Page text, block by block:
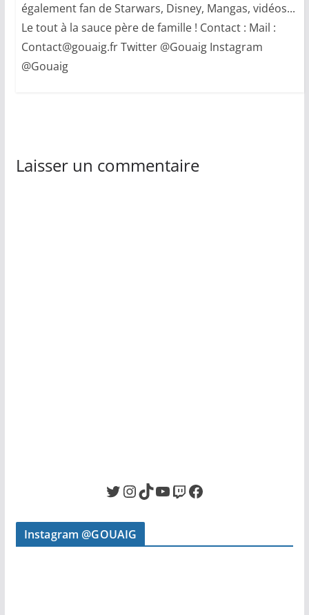
également fan de Starwars, Disney, Mangas, vidéos...
Le tout à la sauce père de famille ! Contact : Mail :
Contact@gouaig.fr Twitter @Gouaig Instagram
@Gouaig
Laisser un commentaire
Twitter InstagramTikTok YouTube Twitch Facebook
Instagram @GOUAIG